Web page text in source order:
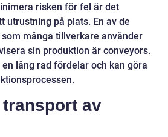
risken för fel är det
utrustning på plats. En av de
många tillverkare använder
sin produktion är conveyors.
lång rad fördelar och kan göra
av